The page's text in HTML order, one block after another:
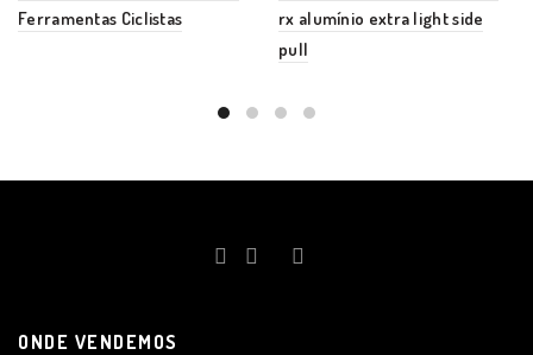
Ferramentas Ciclistas
rx alumínio extra light side
pull
ONDE VENDEMOS